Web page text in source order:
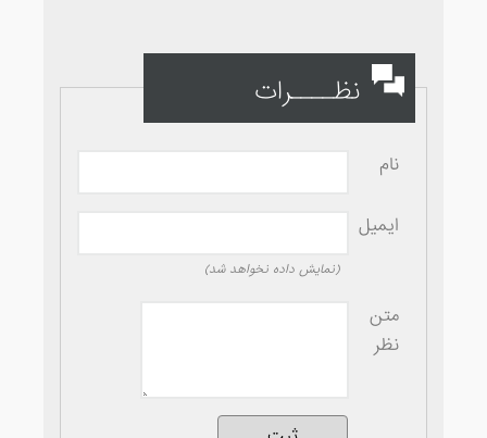
نظــــرات
نام
ایمیل
(نمایش داده نخواهد شد)
متن
نظر